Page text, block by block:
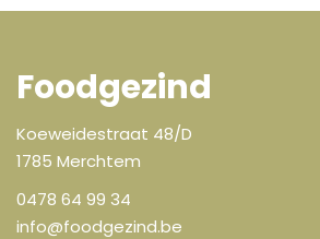
24/12
Foodgezind
Koeweidestraat 48/D
1785 Merchtem
0478 64 99 34
info@foodgezind.be